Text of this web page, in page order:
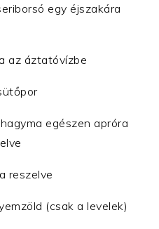
egy éjszakára
az áztatóvízbe
egészen apróra
reszelve
(csak a levelek)